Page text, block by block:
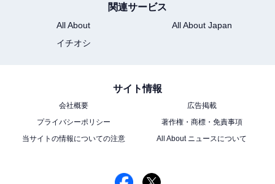
関連サービス
All About
All About Japan
イチオシ
サイト情報
会社概要
広告掲載
プライバシーポリシー
著作権・商標・免責事項
当サイトの情報についての注意
All About ニュースについて